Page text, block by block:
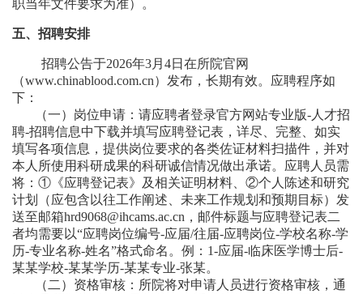
职当年文件要求为准）。
五、招聘安排
招聘公告于2026年3月4日在所院官网
（www.chinablood.com.cn）发布，长期有效。应聘程序如
下：
（一）岗位申请：请应聘者登录官方网站专业版-人才招
聘-招聘信息中下载并填写应聘登记表，详尽、完整、如实
填写各项信息，提供岗位要求的各类佐证材料扫描件，并对
本人所使用科研成果的科研诚信情况做出承诺。应聘人员需
将：①《应聘登记表》及相关证明材料、②个人陈述和研究
计划（应包含以往工作阐述、未来工作规划和预期目标）发
送至邮箱hrd9068@ihcams.ac.cn，邮件标题与应聘登记表二
者均需要以“应聘岗位编号-应届/往届-应聘岗位-学校名称-学
历-专业名称-姓名”格式命名。例：1-应届-临床医学博士后-
某某学校-某某学历-某某专业-张某。
（二）资格审核：所院将对申请人员进行资格审核，通